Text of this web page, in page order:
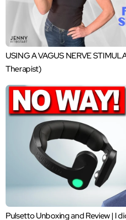
USING A VAGUS NERVE
Therapist)
Pulsetto Unboxing and Review | I